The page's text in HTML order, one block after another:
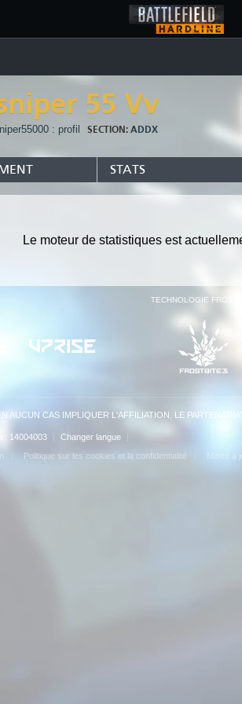
55 Vv
: profil SECTION: ADDX
STATS
Le moteur de statistiques est
TECHNOLOGIE
AUCUN CAS IMPLIQUER L'AFFILIATION, LE
: 14004003
Changer langue
Politique sur les cookies et la confidentialité Mises à